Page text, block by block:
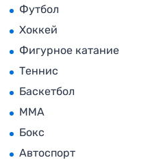
Футбол
Хоккей
Фигурное катание
Теннис
Баскетбол
MMA
Бокс
Автоспорт